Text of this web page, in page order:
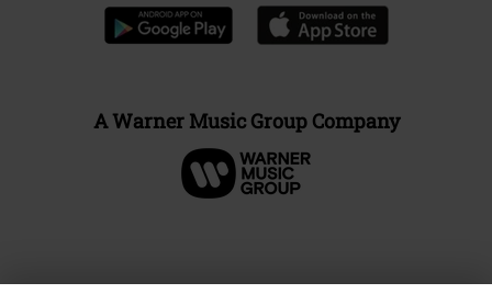
A Warner Music Group Company